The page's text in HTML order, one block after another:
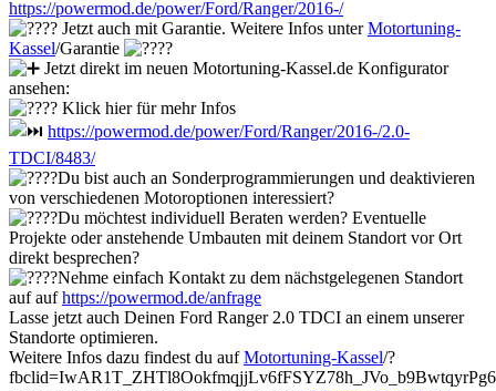
https://powermod.de/power/Ford/Ranger/2016-/
Jetzt auch mit Garantie. Weitere Infos unterMotortuning-
Kassel/Garantie
Jetzt direkt im neuen Motortuning-Kassel.de Konfigurator
ansehen:
Klick hier für mehr Infos
https://powermod.de/power/Ford/Ranger/2016-/2.0-
TDCI/8483/
Du bist auch an Sonderprogrammierungen und deaktivieren
von verschiedenen Motoroptionen interessiert?
Du möchtest individuell Beraten werden? Eventuelle
Projekte oder anstehende Umbauten mit deinem Standort vor Ort
direkt besprechen?
Nehme einfach Kontakt zu dem nächstgelegenen Standort
auf aufhttps://powermod.de/anfrage
Lasse jetzt auch Deinen Ford Ranger 2.0 TDCI an einem unserer
Standorte optimieren.
Weitere Infos dazu findest du aufMotortuning-Kassel/?